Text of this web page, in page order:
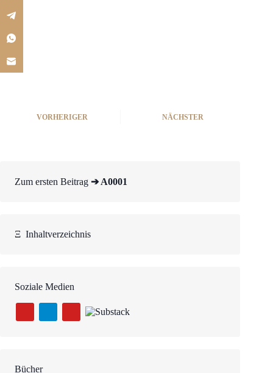
VORHERIGER NÄCHSTER
Zum ersten Beitrag ➔ A0001
Ξ Inhaltverzeichnis
Soziale Medien
Bücher